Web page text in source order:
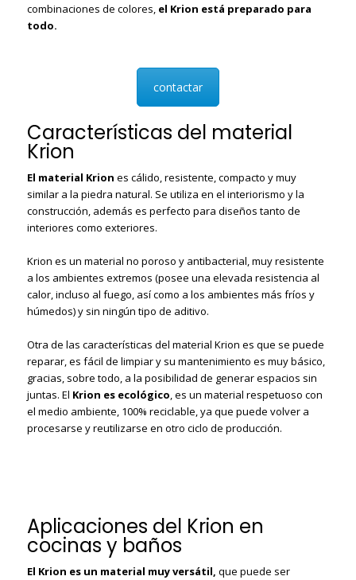
combinaciones de colores, el Krion está preparado para
todo.
contactar
Características del material
Krion
El material Krion es cálido, resistente, compacto y muy
similar a la piedra natural. Se utiliza en el interiorismo y la
construcción, además es perfecto para diseños tanto de
interiores como exteriores.
Krion es un material no poroso y antibacterial, muy resistente
a los ambientes extremos (posee una elevada resistencia al
calor, incluso al fuego, así como a los ambientes más fríos y
húmedos) y sin ningún tipo de aditivo.
Otra de las características del material Krion es que se puede
reparar, es fácil de limpiar y su mantenimiento es muy básico,
gracias, sobre todo, a la posibilidad de generar espacios sin
juntas. El Krion es ecológico, es un material respetuoso con
el medio ambiente, 100% reciclable, ya que puede volver a
procesarse y reutilizarse en otro ciclo de producción.
Aplicaciones del Krion en
cocinas y baños
El Krion es un material muy versátil, que puede ser